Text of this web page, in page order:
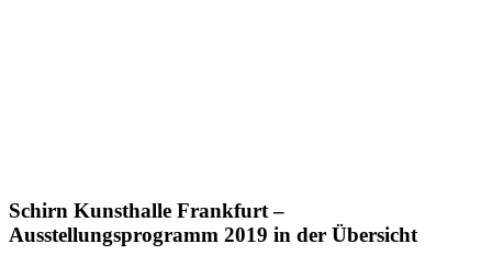
Schirn Kunsthalle Frankfurt –
Ausstellungsprogramm 2019 in der Übersicht